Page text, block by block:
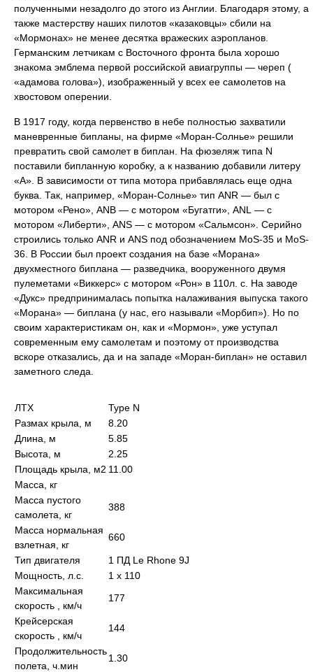
полученными незадолго до этого из Англии. Благодаря этому, а
также мастерству наших пилотов «казаковцы» сбили на
«Мормонах» не менее десятка вражеских аэропланов.
Германским летчикам с Восточного фронта была хорошо
знакома эмблема первой российской авиагруппы — череп (
«адамова голова»), изображенный у всех ее самолетов на
хвостовом оперении.
В 1917 году, когда первенство в небе полностью захватили
маневренные бипланы, на фирме «Моран-Солнье» решили
превратить свой самолет в биплан. На фюзеляж типа N
поставили бипланную коробку, а к названию добавили литеру
«А». В зависимости от типа мотора прибавлялась еще одна
буква. Так, например, «Моран-Солнье» тип ANR — был с
мотором «Рено», ANB — с мотором «Бугатги», ANL — с
мотором «Либерти», ANS — с мотором «Сальмсон». Серийно
строились только ANR и ANS под обозначением MoS-35 и MoS-
36. В России был проект создания на базе «Морана»
двухместного биплана — разведчика, вооруженного двумя
пулеметами «Виккерс» с мотором «Рон» в 110л. с. На заводе
«Дукс» предпринималась попытка налаживания выпуска такого
«Морана» — биплана (у нас, его называли «Морбип»). Но по
своим характеристикам он, как и «Мормон», уже уступал
современным ему самолетам и поэтому от производства
вскоре отказались, да и на западе «Моран-биплан» не оставил
заметного следа.
ЛТХ
Type N
Размах крыла, м
8.20
Длина, м
5.85
Высота, м
2.25
Площадь крыла, м2 11.00
Масса, кг
Масса пустого
самолета, кг
388
Масса нормальная
взлетная, кг
660
Тип двигателя
1 ПД Le Rhone 9J
Мощность, л.с.
1 х 110
Максимальная
скорость , км/ч
177
Крейсерская
скорость , км/ч
144
Продолжительность
полета, ч.мин
1.30